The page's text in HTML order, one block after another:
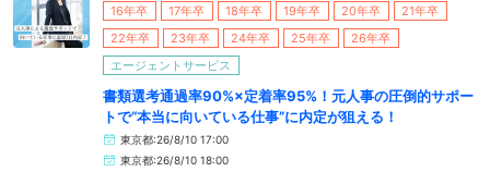
16年卒
17年卒 18年卒 19年卒 20年卒
21年卒
22年卒
23年卒 24年卒 25年卒
26年卒
エージェントサービス
書類選考通過率90%×定着率95%！元人事の圧倒的サポー
トで“本当に向いている仕事”に内定が狙える！
東京都:26/8/10 17:00
東京都:26/8/10 18:00